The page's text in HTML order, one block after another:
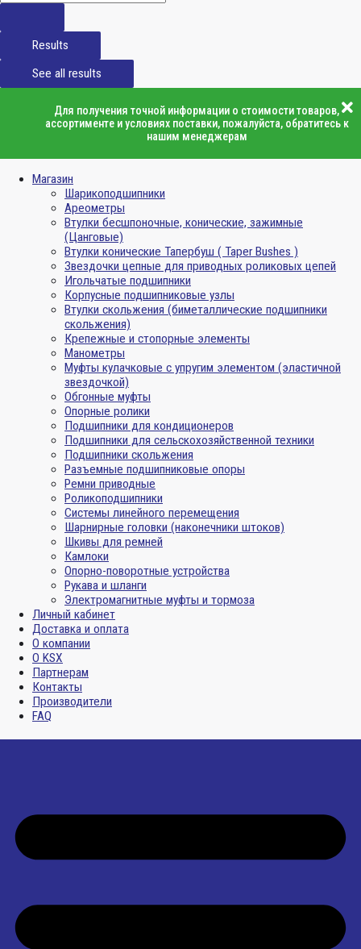
Results
See all results
Для получения точной информации о стоимости товаров,
ассортименте и условиях поставки, пожалуйста, обратитесь к
нашим менеджерам
Магазин
Шарикоподшипники
Ареометры
Втулки бесшпоночные, конические, зажимные
(Цанговые)
Втулки конические Тапербуш ( Taper Bushes )
Звездочки цепные для приводных роликовых цепей
Игольчатые подшипники
Корпусные подшипниковые узлы
Втулки скольжения (биметаллические подшипники
скольжения)
Крепежные и стопорные элементы
Манометры
Муфты кулачковые с упругим элементом (эластичной
звездочкой)
Обгонные муфты
Опорные ролики
Подшипники для кондиционеров
Подшипники для сельскохозяйственной техники
Подшипники скольжения
Разъемные подшипниковые опоры
Ремни приводные
Роликоподшипники
Системы линейного перемещения
Шарнирные головки (наконечники штоков)
Шкивы для ремней
Камлоки
Опорно-поворотные устройства
Рукава и шланги
Электромагнитные муфты и тормоза
Личный кабинет
Доставка и оплата
О компании
О KSX
Партнерам
Контакты
Производители
FAQ